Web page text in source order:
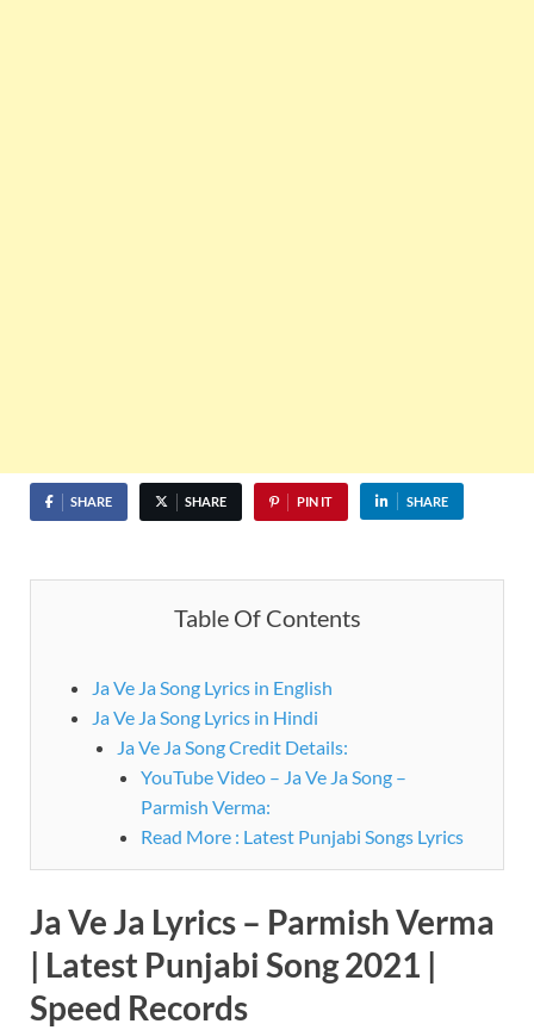
SHARE SHARE PIN IT SHARE
Table Of Contents
Ja Ve Ja Song Lyrics in English
Ja Ve Ja Song Lyrics in Hindi
Ja Ve Ja Song Credit Details:
YouTube Video – Ja Ve Ja Song –
Parmish Verma:
Read More : Latest Punjabi Songs Lyrics
Ja Ve Ja Lyrics – Parmish Verma
| Latest Punjabi Song 2021 |
Speed Records